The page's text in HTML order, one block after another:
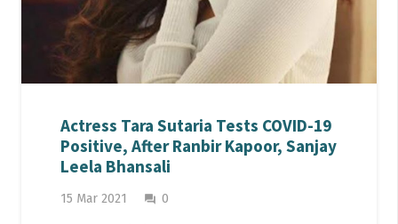
Actress Tara Sutaria Tests COVID-19
Positive, After Ranbir Kapoor, Sanjay
Leela Bhansali
15 Mar 2021 question_answer 0